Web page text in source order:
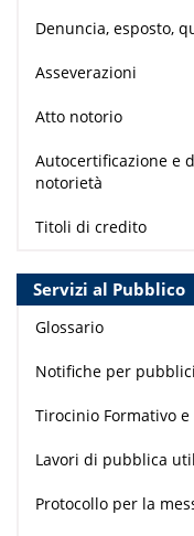
Denuncia, esposto,
Asseverazioni
Atto notorio
Autocertificazione e
notorietà
Titoli di credito
Servizi al Pubblico
Glossario
Notifiche per
Tirocinio Formativo
Lavori di pubblica
Protocollo per la